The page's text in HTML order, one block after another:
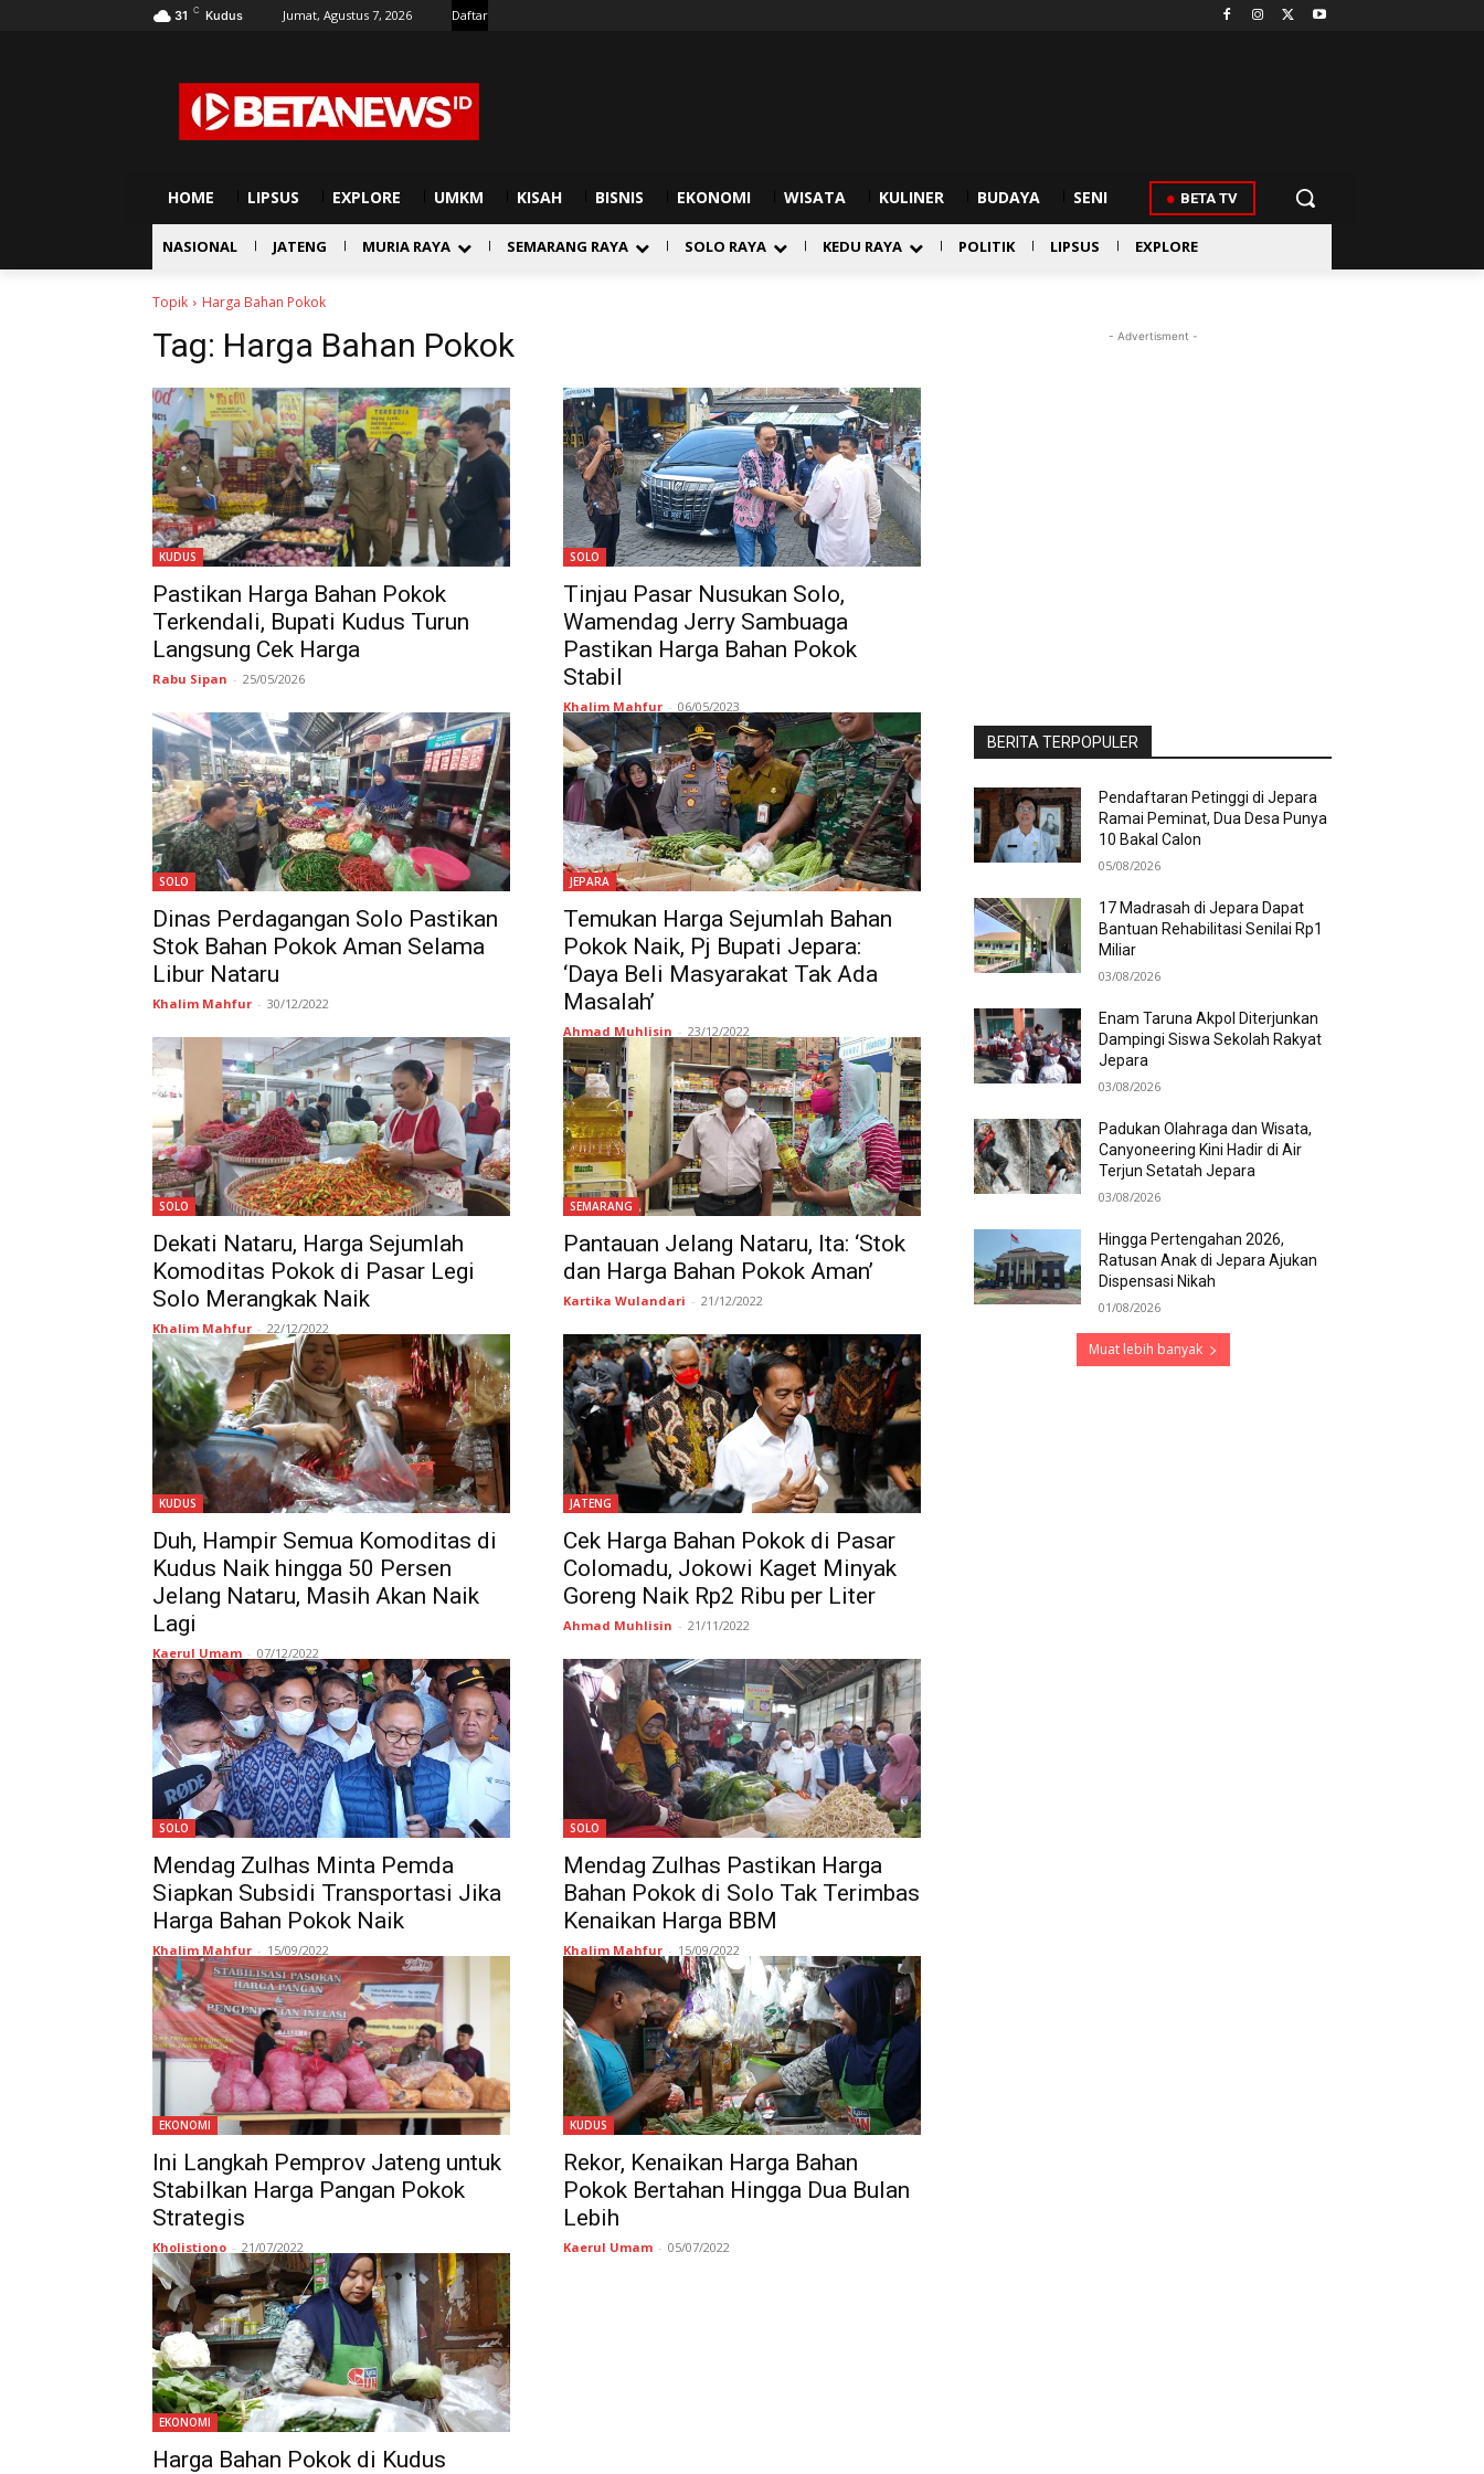
31 C Kudus Jumat, Agustus 7, 2026 Daftar
HOME LIPSUS EXPLORE UMKM KISAH BISNIS EKONOMI WISATA KULINER BUDAYA SENI BETA TV
NASIONAL JATENG MURIA RAYA SEMARANG RAYA SOLO RAYA KEDU RAYA POLITIK LIPSUS EXPLORE
Topik Harga Bahan Pokok
Tag: Harga Bahan Pokok
KUDUS
Pastikan Harga Bahan Pokok
Terkendali, Bupati Kudus Turun
Langsung Cek Harga
Rabu Sipan - 25/05/2026
SOLO
Tinjau Pasar Nusukan Solo,
Wamendag Jerry Sambuaga
Pastikan Harga Bahan Pokok
Stabil
Khalim Mahfur - 06/05/2023
SOLO
Dinas Perdagangan Solo Pastikan
Stok Bahan Pokok Aman Selama
Libur Nataru
Khalim Mahfur - 30/12/2022
JEPARA
Temukan Harga Sejumlah Bahan
Pokok Naik, Pj Bupati Jepara:
‘Daya Beli Masyarakat Tak Ada
Masalah’
Ahmad Muhlisin - 23/12/2022
SOLO
Dekati Nataru, Harga Sejumlah
Komoditas Pokok di Pasar Legi
Solo Merangkak Naik
Khalim Mahfur - 22/12/2022
SEMARANG
Pantauan Jelang Nataru, Ita: ‘Stok
dan Harga Bahan Pokok Aman’
Kartika Wulandari - 21/12/2022
KUDUS
Duh, Hampir Semua Komoditas di
Kudus Naik hingga 50 Persen
Jelang Nataru, Masih Akan Naik
Lagi
Kaerul Umam - 07/12/2022
JATENG
Cek Harga Bahan Pokok di Pasar
Colomadu, Jokowi Kaget Minyak
Goreng Naik Rp2 Ribu per Liter
Ahmad Muhlisin - 21/11/2022
SOLO
Mendag Zulhas Minta Pemda
Siapkan Subsidi Transportasi Jika
Harga Bahan Pokok Naik
Khalim Mahfur - 15/09/2022
SOLO
Mendag Zulhas Pastikan Harga
Bahan Pokok di Solo Tak Terimbas
Kenaikan Harga BBM
Khalim Mahfur - 15/09/2022
EKONOMI
Ini Langkah Pemprov Jateng untuk
Stabilkan Harga Pangan Pokok
Strategis
Kholistiono - 21/07/2022
KUDUS
Rekor, Kenaikan Harga Bahan
Pokok Bertahan Hingga Dua Bulan
Lebih
Kaerul Umam - 05/07/2022
EKONOMI
Harga Bahan Pokok di Kudus
- Advertisment -
BERITA TERPOPULER
Pendaftaran Petinggi di Jepara
Ramai Peminat, Dua Desa Punya
10 Bakal Calon
05/08/2026
17 Madrasah di Jepara Dapat
Bantuan Rehabilitasi Senilai Rp1
Miliar
03/08/2026
Enam Taruna Akpol Diterjunkan
Dampingi Siswa Sekolah Rakyat
Jepara
03/08/2026
Padukan Olahraga dan Wisata,
Canyoneering Kini Hadir di Air
Terjun Setatah Jepara
03/08/2026
Hingga Pertengahan 2026,
Ratusan Anak di Jepara Ajukan
Dispensasi Nikah
01/08/2026
Muat lebih banyak